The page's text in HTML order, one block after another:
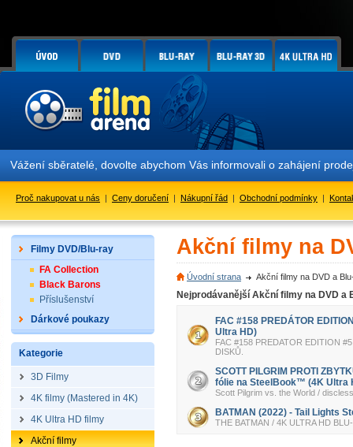
sběratelé, dovolte abychom Vás informovali o zahájení prodeje edic
Proč nakupovat u nás | Ceny doručení | Nákupní řád | Obchodní podmínky |
Filmy DVD/Blu-ray
FA Collection
Black Barons
Příslušenství
Dárkové poukazy
Kategorie
3D Filmy
4K filmy (Mastered in 4K)
4K Ultra HD filmy
Akční filmy
Akční filmy na
Úvodní strana Akční filmy na DVD a
Nejprodávanější Akční filmy na DVD a
FAC #158 PREDÁTOR
Ultra HD)
FAC #158 PREDATOR EDITION
DISKŮ.
SCOTT PILGRIM PROTI
fólie na SteelBook™ (4K Ultra
Scott Pilgrim vs. the World /
BATMAN (2022) - Tail Lights
THE BATMAN / 4K ULTRA HD